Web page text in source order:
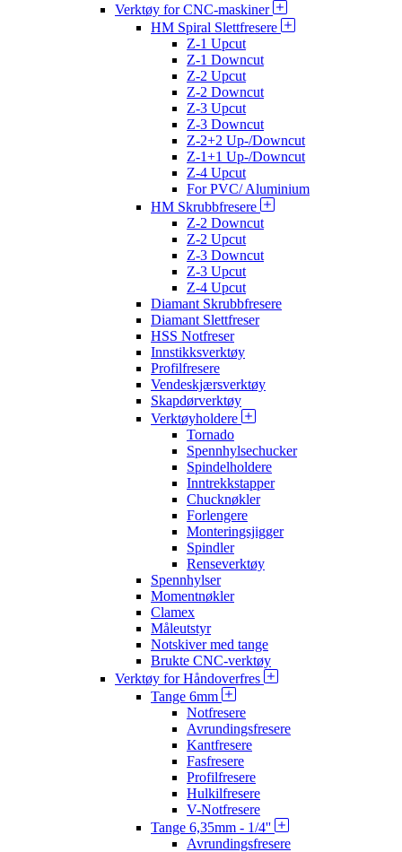
Verktøy for CNC-maskiner
HM Spiral Slettfresere
Z-1 Upcut
Z-1 Downcut
Z-2 Upcut
Z-2 Downcut
Z-3 Upcut
Z-3 Downcut
Z-2+2 Up-/Downcut
Z-1+1 Up-/Downcut
Z-4 Upcut
For PVC/ Aluminium
HM Skrubbfresere
Z-2 Downcut
Z-2 Upcut
Z-3 Downcut
Z-3 Upcut
Z-4 Upcut
Diamant Skrubbfresere
Diamant Slettfreser
HSS Notfreser
Innstikksverktøy
Profilfresere
Vendeskjærsverktøy
Skapdørverktøy
Verktøyholdere
Tornado
Spennhylsechucker
Spindelholdere
Inntrekkstapper
Chucknøkler
Forlengere
Monteringsjigger
Spindler
Renseverktøy
Spennhylser
Momentnøkler
Clamex
Måleutstyr
Notskiver med tange
Brukte CNC-verktøy
Verktøy for Håndoverfres
Tange 6mm
Notfresere
Avrundingsfresere
Kantfresere
Fasfresere
Profilfresere
Hulkilfresere
V-Notfresere
Tange 6,35mm - 1/4''
Avrundingsfresere